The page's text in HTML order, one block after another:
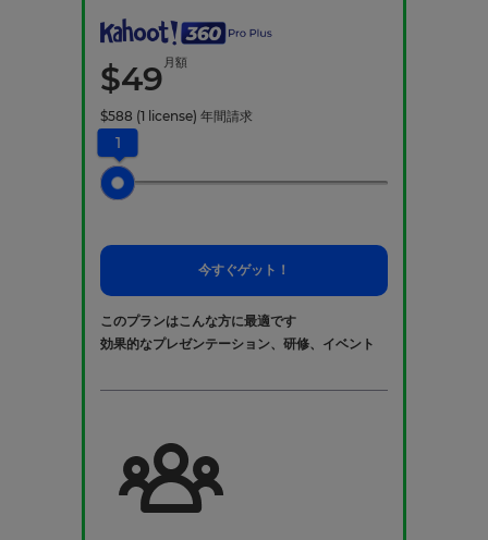
$49 月額
$588 (1 license) 年間請求
1
今すぐゲット！
このプランはこんな方に最適です
効果的なプレゼンテーション、研修、イベント